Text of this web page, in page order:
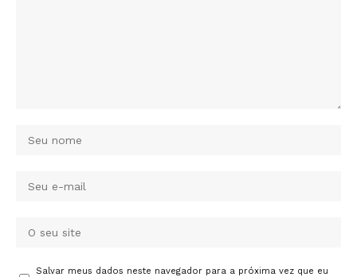
Salvar meus dados neste navegador para a próxima vez que eu